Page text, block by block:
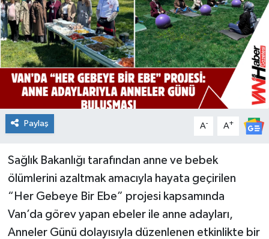
Paylaş A- A+
Sağlık Bakanlığı tarafından anne ve bebek
ölümlerini azaltmak amacıyla hayata geçirilen
“Her Gebeye Bir Ebe” projesi kapsamında
Van’da görev yapan ebeler ile anne adayları,
Anneler Günü dolayısıyla düzenlenen etkinlikte bir